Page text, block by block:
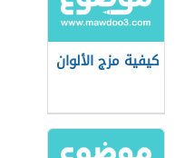
كيفية مزج الألوان